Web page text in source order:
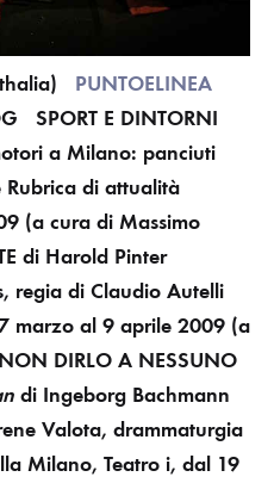
PUNTOELINEA
SPORT E DINTORNI
a Milano: panciuti
Rubrica di attualità
(a cura di Massimo
di Harold Pinter
regia di Claudio Autelli
marzo al 9 aprile 2009 (a
NON DIRLO A NESSUNO
di Ingeborg Bachmann
Valota, drammaturgia
Milano, Teatro i, dal 19